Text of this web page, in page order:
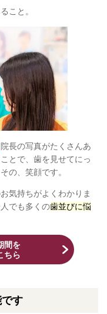
こと。
院長の写真がたくさんあ
とで、歯を見せてにっ
の、笑顔です。
気持ちがよくわかりま
でも多くの歯並びに悩
間を
ちら
す